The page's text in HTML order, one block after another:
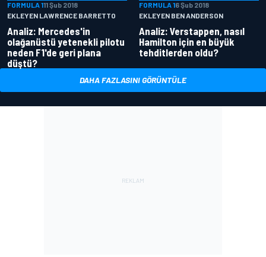
FORMULA 111 Şub 2018
EKLEYEN LAWRENCE BARRETTO
Analiz: Mercedes'in
olağanüstü yetenekli pilotu
neden F1'de geri plana
düştü?
FORMULA 16 Şub 2018
EKLEYEN BEN ANDERSON
Analiz: Verstappen, nasıl
Hamilton için en büyük
tehditlerden oldu?
DAHA FAZLASINI GÖRÜNTÜLE